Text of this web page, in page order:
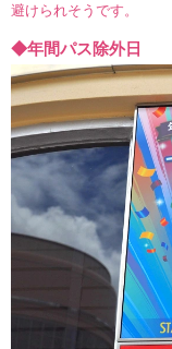
避けられそうです。
◆年間パス除外日